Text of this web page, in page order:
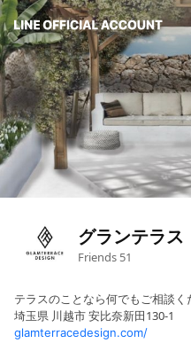
グランテラス
Friends 51
テラスのことなら何でもご相談く
埼玉県 川越市 安比奈新田130-1
glamterracedesign.com/